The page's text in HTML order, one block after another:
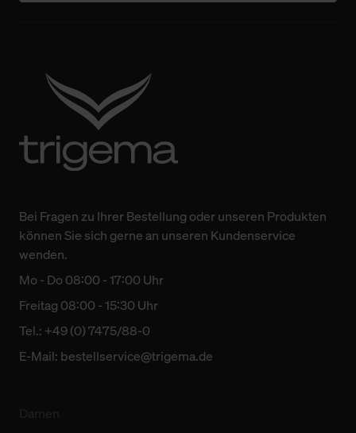
Bei Fragen zu Ihrer Bestellung oder unseren Produkten
können Sie sich gerne an unseren Kundenservice
wenden.
Mo - Do 08:00 - 17:00 Uhr
Freitag 08:00 - 15:30 Uhr
Tel.: +49 (0) 7475/88-0
E-Mail: bestellservice@trigema.de